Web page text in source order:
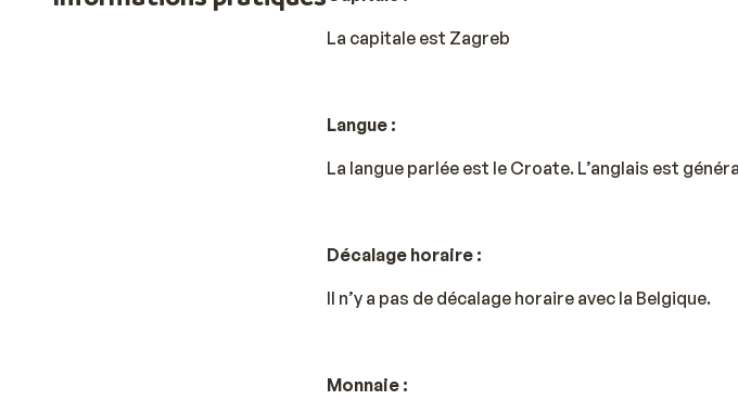
La capitale est Zagreb
Langue :
La langue parlée est le Croate. L’anglais est
Décalage horaire :
Il n’y a pas de décalage horaire avec la Belgique.
Monnaie :